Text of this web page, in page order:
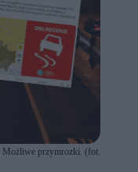
Możliwe przymrozki. (fot.